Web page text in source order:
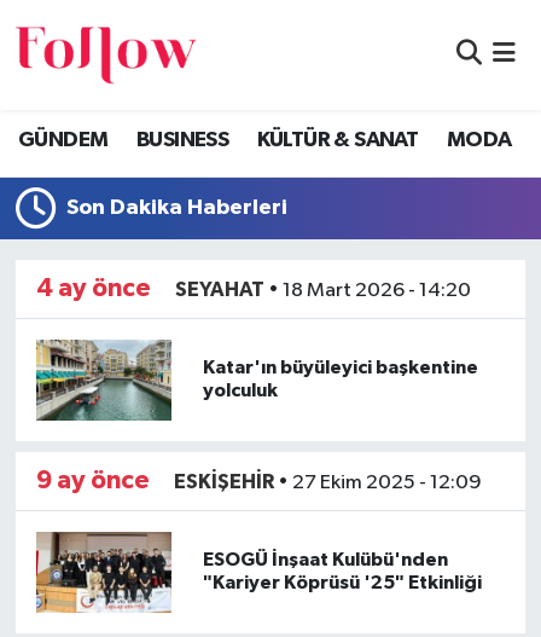
GÜNDEM BUSINESS KÜLTÜR & SANAT MODA
Son Dakika Haberleri
4 ay önce SEYAHAT • 18 Mart 2026 - 14:20
Katar'ın büyüleyici başkentine
yolculuk
9 ay önce ESKİŞEHİR• 27 Ekim 2025 - 12:09
ESOGÜ İnşaat Kulübü'nden
"Kariyer Köprüsü '25" Etkinliği
GÜNDEM
BUSINESS
KÜLTÜR & SANAT
MODA
EĞİTİM
SAĞLIK & SPOR
Eskişehir Nöbetçi Eczaneler
Eskişehir Hava Durumu
Eskişehir Namaz Vakitleri
Eskişehir Trafik Yoğunluk Haritası
Süper Lig Puan Durumu ve Fikstür
Tüm Manşetler